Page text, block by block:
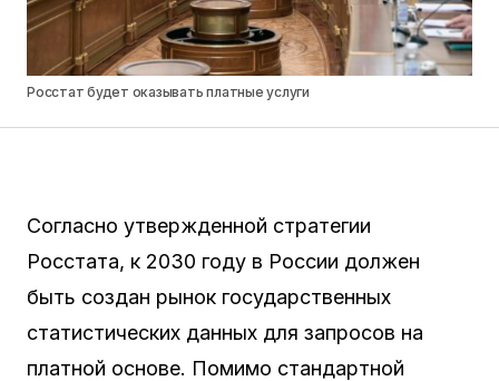
Росстат будет оказывать платные услуги
Согласно утвержденной стратегии
Росстата, к 2030 году в России должен
быть создан рынок государственных
статистических данных для запросов на
платной основе. Помимо стандартной